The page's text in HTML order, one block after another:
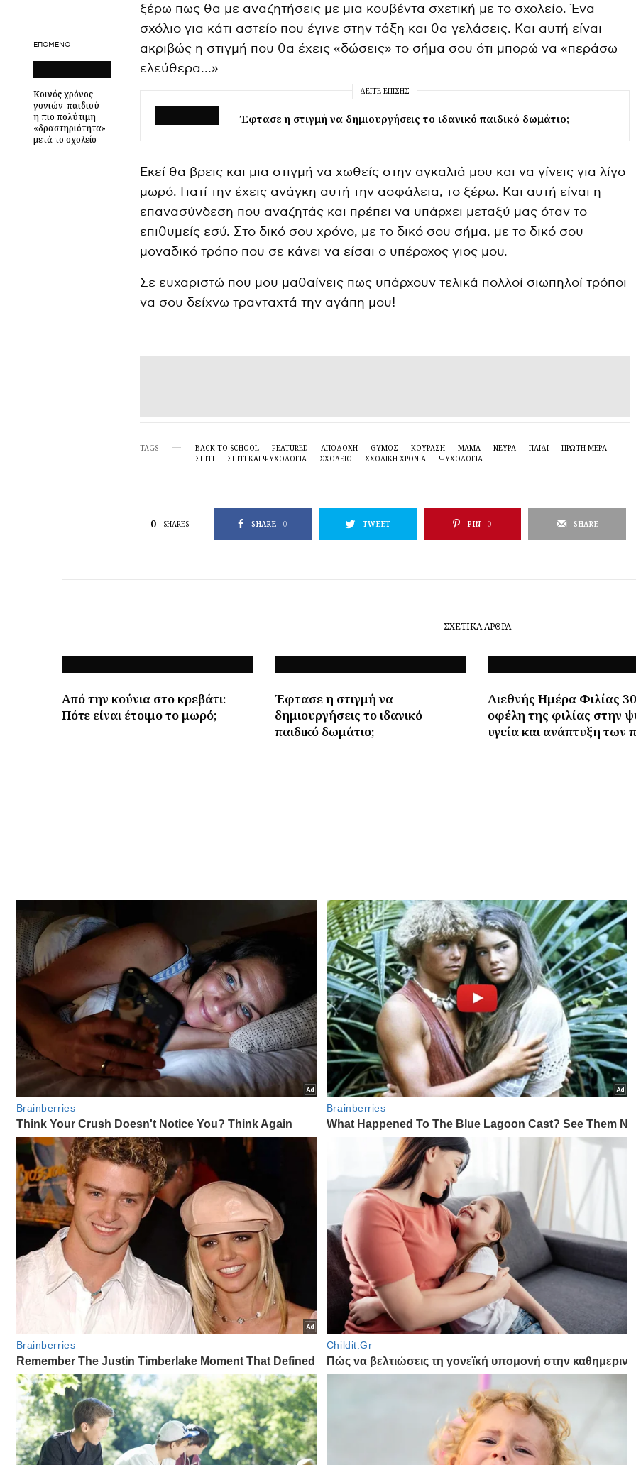
ΕΠΌΜΕΝΟ
Κοινός χρόνος
γονιών-παιδιού –
η πιο πολύτιμη
«δραστηριότητα»
μετά το σχολείο
ξέρω πως θα με αναζητήσεις με μια κουβέντα σχετική με το σχολείο. Ένα
σχόλιο για κάτι αστείο που έγινε στην τάξη και θα γελάσεις. Και αυτή είναι
ακριβώς η στιγμή που θα έχεις «δώσεις» το σήμα σου ότι μπορώ να «περάσω
ελεύθερα…»
ΔΕΊΤΕ ΕΠΊΣΗΣ
Έφτασε η στιγμή να δημιουργήσεις το ιδανικό παιδικό δωμάτιο;
Εκεί θα βρεις και μια στιγμή να χωθείς στην αγκαλιά μου και να γίνεις για λίγο
μωρό. Γιατί την έχεις ανάγκη αυτή την ασφάλεια, το ξέρω. Και αυτή είναι η
επανασύνδεση που αναζητάς και πρέπει να υπάρχει μεταξύ μας όταν το
επιθυμείς εσύ. Στο δικό σου χρόνο, με το δικό σου σήμα, με το δικό σου
μοναδικό τρόπο που σε κάνει να είσαι ο υπέροχος γιος μου.
Σε ευχαριστώ που μου μαθαίνεις πως υπάρχουν τελικά πολλοί σιωπηλοί τρόποι
να σου δείχνω τρανταχτά την αγάπη μου!
TAGS BACK TO SCHOOL FEATURED ΑΠΟΔΟΧΗ ΘΥΜΟΣ ΚΟΥΡΑΣΗ ΜΑΜΑ ΝΕΥΡΑ ΠΑΙΔΊ
ΠΡΩΤΗ ΜΕΡΑ
ΣΠΙΤΙ
ΣΠΊΤΙ ΚΑΙ ΨΥΧΟΛΟΓΊΑ ΣΧΟΛΕΙΟ ΣΧΟΛΙΚΉ ΧΡΟΝΙΆ ΨΥΧΟΛΟΓΙΑ
0 SHARES SHARE 0 TWEET PIN 0 SHARE
ΣΧΕΤΙΚΆ ΆΡΘΡΑ
Από την κούνια στο κρεβάτι:
Πότε είναι έτοιμο το μωρό;
Έφτασε η στιγμή να
δημιουργήσεις το ιδανικό
παιδικό δωμάτιο;
Διεθνής Ημέρα Φιλίας
οφέλη της φιλίας στην
υγεία και ανάπτυξη των